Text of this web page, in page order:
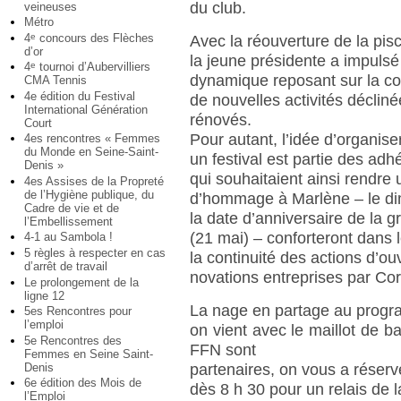
veineuses
Métro
4e concours des Flèches
d’or
4e tournoi d’Aubervilliers
CMA Tennis
4e édition du Festival
International Génération
Court
4es rencontres « Femmes
du Monde en Seine-Saint-
Denis »
4es Assises de la Propreté
de l’Hygiène publique, du
Cadre de vie et de
l’Embellissement
4-1 au Sambola !
5 règles à respecter en cas
d’arrêt de travail
Le prolongement de la
ligne 12
5es Rencontres pour
l’emploi
5e Rencontres des
Femmes en Seine Saint-
Denis
6e édition des Mois de
l’Emploi
du club.
Avec la réouverture de la
la jeune présidente a
dynamique reposant sur la
de nouvelles activités
rénovés.
Pour autant, l’idée
un festival est partie des
qui souhaitaient ainsi rendre
d’hommage à Marlène – le
la date d’anniversaire de la
(21 mai) – conforteront dans
la continuité des actions
novations entreprises par
La nage en partage au
on vient avec le maillot de
FFN sont
partenaires, on vous a
dès 8 h 30 pour un relais de